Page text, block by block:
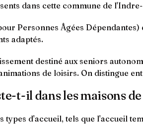
dans cette commune de
Personnes Âgées
adaptés.
destiné aux seniors
de loisirs. On distingue
t-il dans les maisons
d'accueil, tels que l'accueil